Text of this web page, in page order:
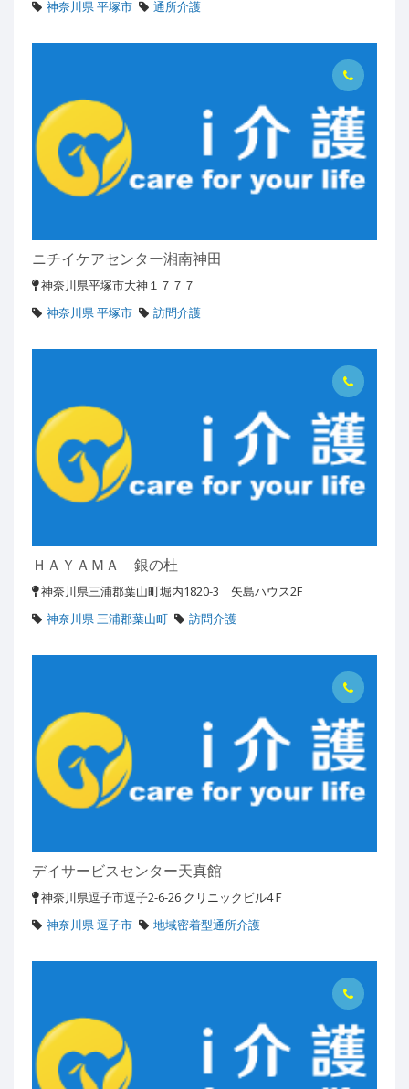
神奈川県 平塚市 通所介護
ニチイケアセンター湘南神田
神奈川県平塚市大神１７７７
神奈川県 平塚市
訪問介護
ＨＡＹＡＭＡ 銀の杜
神奈川県三浦郡葉山町堀内1820-3 矢島ハウス2F
神奈川県 三浦郡葉山町
訪問介護
デイサービスセンター天真館
神奈川県逗子市逗子2-6-26 クリニックビル4Ｆ
神奈川県 逗子市
地域密着型通所介護